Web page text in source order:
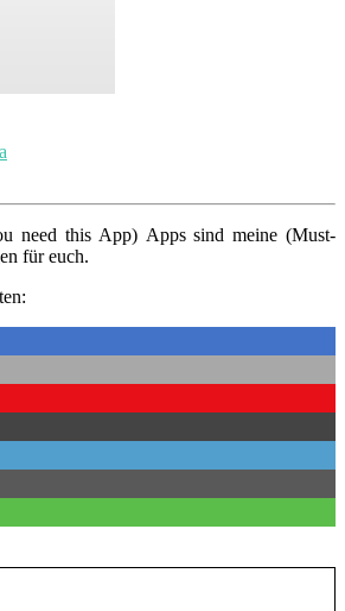
need this App) Apps sind meine (Must-
für euch.